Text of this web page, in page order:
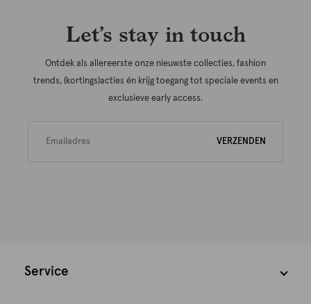
Let’s stay in touch
Ontdek als allereerste onze nieuwste collecties, fashion
trends, (kortings)acties én krijg toegang tot speciale events en
exclusieve early access.
VERZENDEN
Service